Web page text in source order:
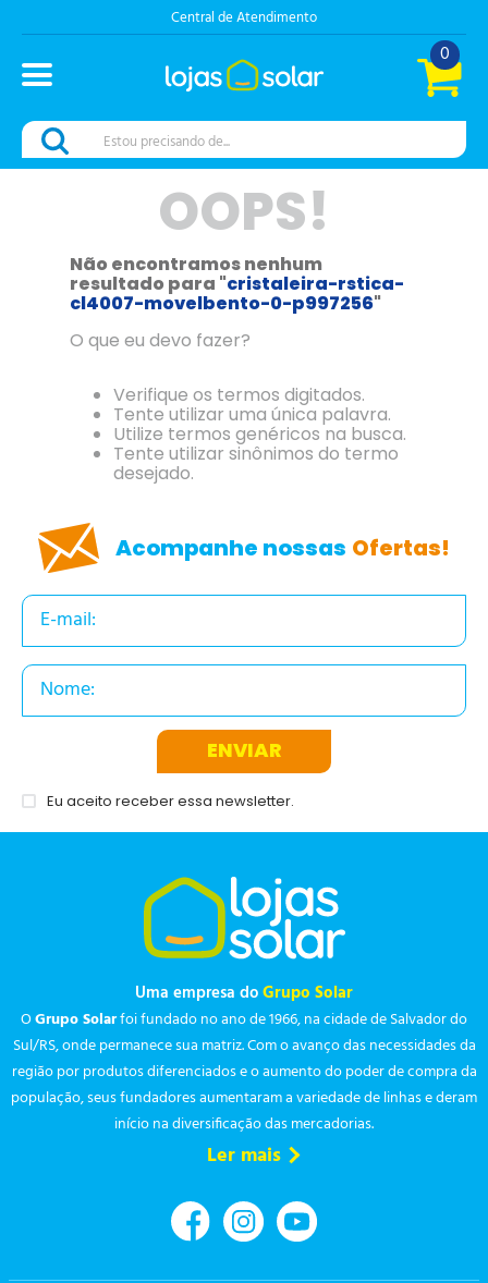
Central de Atendimento
0
Estou precisando de...
OOPS!
Não encontramos nenhum
resultado para "cristaleira-rstica-
cl4007-movelbento-0-p997256"
O que eu devo fazer?
Verifique os termos digitados.
Tente utilizar uma única palavra.
Utilize termos genéricos na busca.
Tente utilizar sinônimos do termo
desejado.
Acompanhe nossas Ofertas!
ENVIAR
Eu aceito receber essa newsletter.
Uma empresa doGrupo Solar
OGrupo Solarfoi fundado no ano de 1966, na cidade de Salvador do
Sul/RS, onde permanece sua matriz. Com o avanço das necessidades da
região por produtos diferenciados e o aumento do poder de compra da
população, seus fundadores aumentaram a variedade de linhas e deram
início na diversificação das mercadorias.
Ler mais